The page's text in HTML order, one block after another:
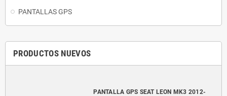
PANTALLAS GPS
PRODUCTOS NUEVOS
PANTALLA GPS SEAT LEON MK3 2012-